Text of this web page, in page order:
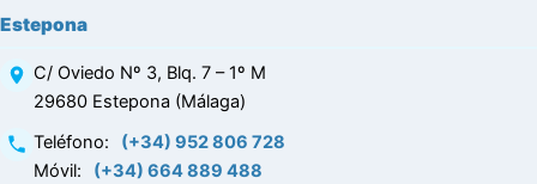
Estepona
C/ Oviedo Nº 3, Blq. 7 – 1º M
29680 Estepona (Málaga)
Teléfono:
(+34) 952 806 728
Móvil:
(+34) 664 889 488